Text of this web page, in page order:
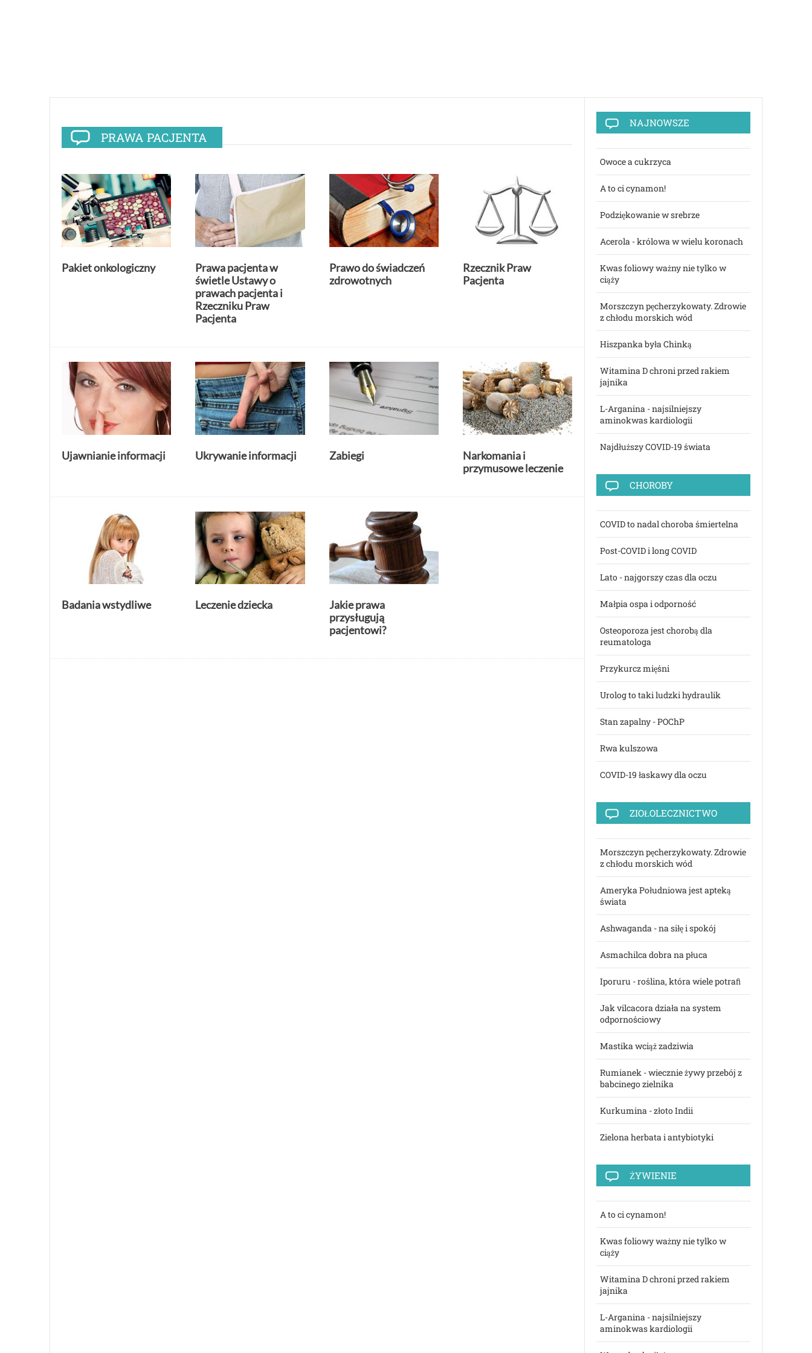
PRAWA PACJENTA
Pakiet onkologiczny
Prawa pacjenta w
świetle Ustawy o
prawach pacjenta i
Rzeczniku Praw
Pacjenta
Prawo do świadczeń
zdrowotnych
Rzecznik Praw
Pacjenta
Ujawnianie informacji Ukrywanie informacji Zabiegi
Narkomania i
przymusowe leczenie
Badania wstydliwe Leczenie dziecka
Jakie prawa
przysługują
pacjentowi?
NAJNOWSZE
Owoce a cukrzyca
A to ci cynamon!
Podziękowanie w srebrze
Acerola - królowa w wielu koronach
Kwas foliowy ważny nie tylko w
ciąży
Morszczyn pęcherzykowaty. Zdrowie
z chłodu morskich wód
Hiszpanka była Chinką
Witamina D chroni przed rakiem
jajnika
L-Arganina - najsilniejszy
aminokwas kardiologii
Najdłuższy COVID-19 świata
CHOROBY
COVID to nadal choroba śmiertelna
Post-COVID i long COVID
Lato - najgorszy czas dla oczu
Małpia ospa i odporność
Osteoporoza jest chorobą dla
reumatologa
Przykurcz mięśni
Urolog to taki ludzki hydraulik
Stan zapalny - POChP
Rwa kulszowa
COVID-19 łaskawy dla oczu
ZIOŁOLECZNICTWO
Morszczyn pęcherzykowaty. Zdrowie
z chłodu morskich wód
Ameryka Południowa jest apteką
świata
Ashwaganda - na siłę i spokój
Asmachilca dobra na płuca
Iporuru - roślina, która wiele potraﬁ
Jak vilcacora działa na system
odpornościowy
Mastika wciąż zadziwia
Rumianek - wiecznie żywy przebój z
babcinego zielnika
Kurkumina - złoto Indii
Zielona herbata i antybiotyki
ŻYWIENIE
A to ci cynamon!
Kwas foliowy ważny nie tylko w
ciąży
Witamina D chroni przed rakiem
jajnika
L-Arganina - najsilniejszy
aminokwas kardiologii